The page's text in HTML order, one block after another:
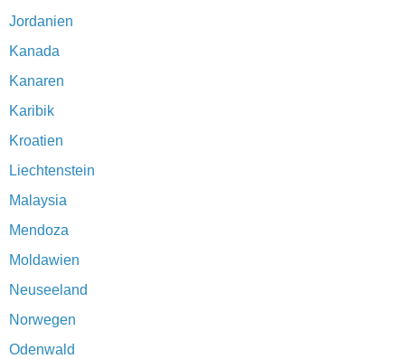
Jordanien
Kanada
Kanaren
Karibik
Kroatien
Liechtenstein
Malaysia
Mendoza
Moldawien
Neuseeland
Norwegen
Odenwald